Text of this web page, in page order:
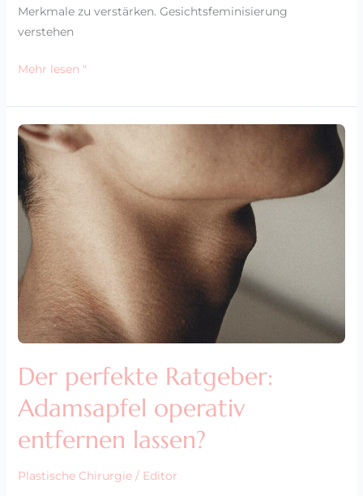
Merkmale zu verstärken. Gesichtsfeminisierung
verstehen
Mehr lesen "
Der perfekte Ratgeber:
Adamsapfel operativ
entfernen lassen?
Plastische Chirurgie/ Editor
Der
perfekte
Ratgeber:
Adamsapfel
operativ
entfernen
lassen?